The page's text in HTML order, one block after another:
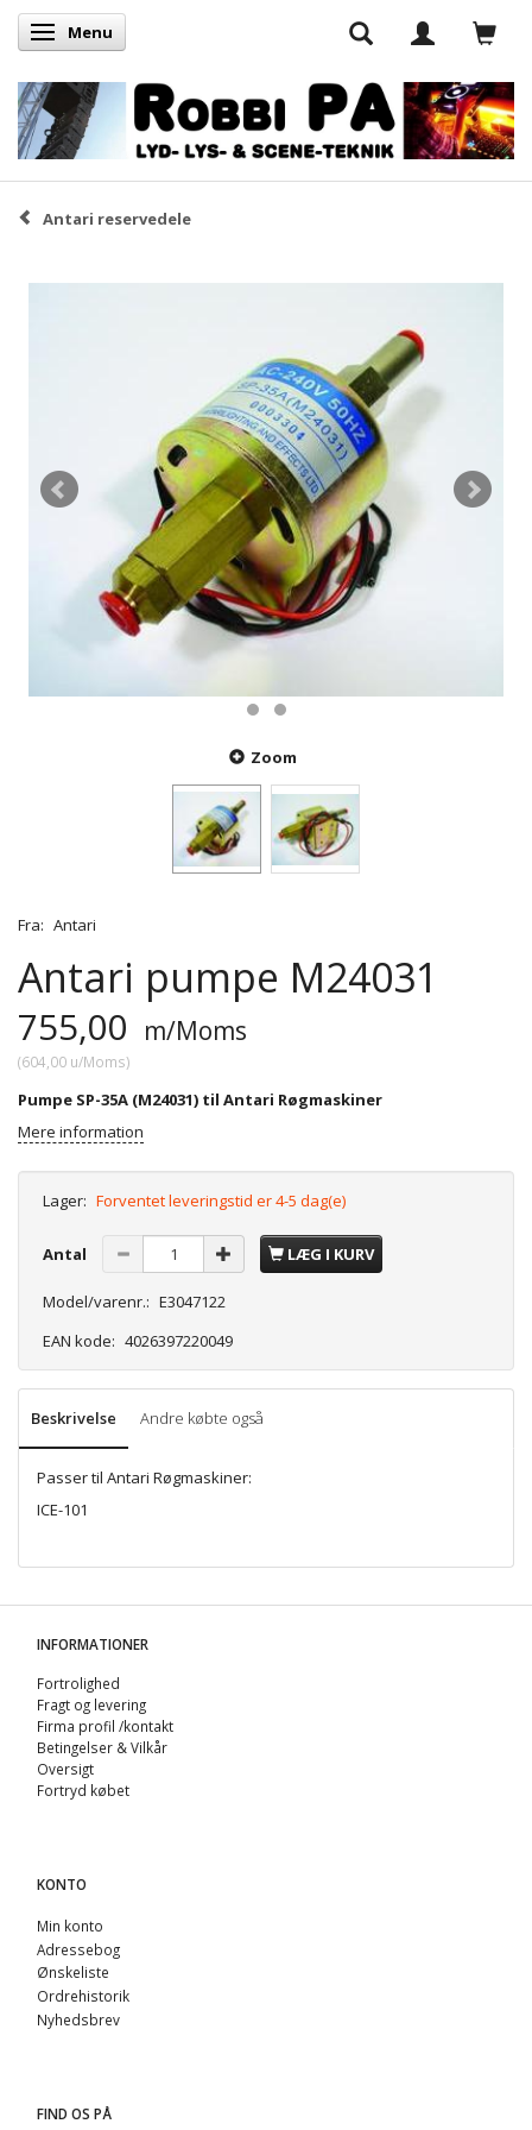
Skifte navigation
Menu
Antari reservedele
Zoom
Fra: Antari
Antari pumpe M24031
755,00 m/Moms
(604,00 u/Moms)
Pumpe SP-35A (M24031) til Antari Røgmaskiner
Mere information
Lager: Forventet leveringstid er 4-5 dag(e)
Antal LÆG I KURV
Model/varenr.: E3047122
EAN kode: 4026397220049
Beskrivelse Andre købte også
Passer til Antari Røgmaskiner:
ICE-101
INFORMATIONER
Fortrolighed
Fragt og levering
Firma profil /kontakt
Betingelser & Vilkår
Oversigt
Fortryd købet
KONTO
Min konto
Adressebog
Ønskeliste
Ordrehistorik
Nyhedsbrev
FIND OS PÅ